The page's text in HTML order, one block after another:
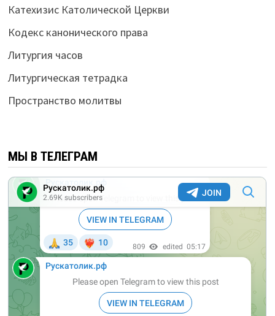
Катехизис Католической Церкви
Кодекс канонического права
Литургия часов
Литургическая тетрадка
Пространство молитвы
МЫ В ТЕЛЕГРАМ